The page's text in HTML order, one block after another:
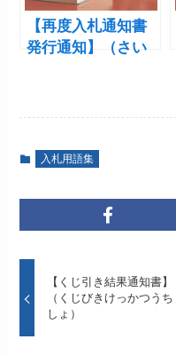
【再度入札通知書
発行通知】（さい
入札用語集
【くじ引き結果通知書】
（くじびきけっかつうち
しょ）